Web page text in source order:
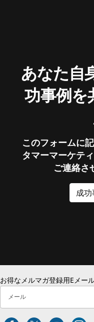
あなた自
功事例を
このフォームに
タマーマーケテ
ご連絡さ
成
お得なメルマガ登録用Eメー
メール